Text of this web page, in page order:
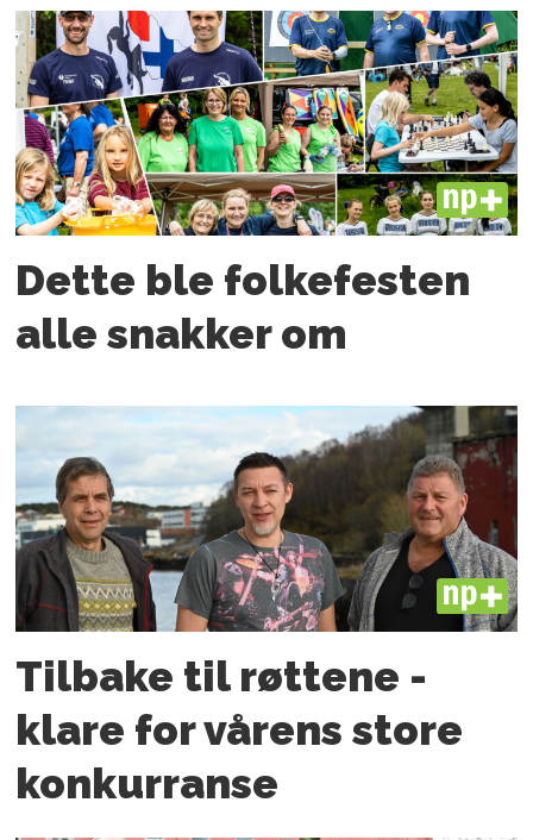
PLUS
Dette ble folkefesten
alle snakker om
PLUS
Tilbake til røttene -
klare for vårens store
konkurranse